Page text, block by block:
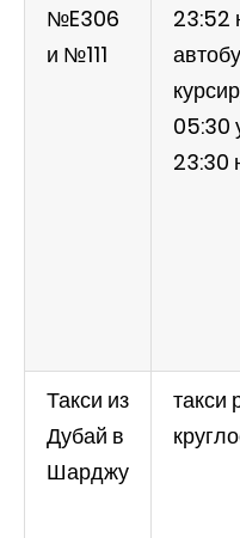
№E306
и №111
23:52
05:30
23:30
Такси из
Дубай в
Шарджу
такси